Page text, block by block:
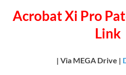
Acrobat Xi Pro
Link
| Via MEGA Drive |